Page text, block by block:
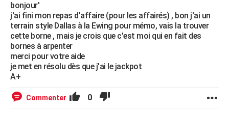
bonjour'
j'ai fini mon repas d'affaire (pour les affairés) , bon j'ai un
terrain style Dallas à la Ewing pour mémo, vais la trouver
cette borne , mais je crois que c'est moi qui en fait des
bornes à arpenter
merci pour votre aide
je met en résolu dès que j'ai le jackpot
A+
Commenter 0